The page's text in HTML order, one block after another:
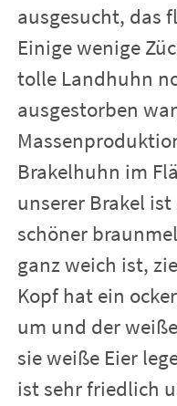
ausgesucht, das
Einige wenige
tolle Landhuhn
ausgestorben
Brakelhuhn im
unserer Brakel
schöner
ganz weich ist,
Kopf hat ein
um und der
sie weiße Eier
ist sehr friedlich